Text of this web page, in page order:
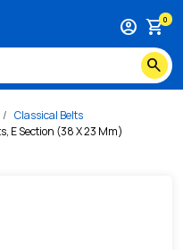
search
account_circle shopping_cart0
Classical Belts
E Section (38 X 23 Mm)
v-belts-e-section-38-x-